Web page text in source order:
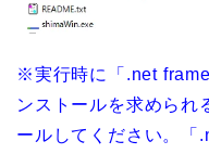
※実行時に「.net
ンストールを求められ
ールしてください。